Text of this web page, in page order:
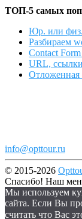
ТОП-5 самых
Юр. или
Разбираем
Contact
URL,
Отложенная
info@opttour.ru
© 2015-2026
Спасибо! Наш
Мы используем
сайта. Если Вы
считать что Вас